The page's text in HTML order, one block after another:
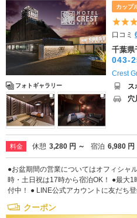
フォトギャラリー
カップ
口コミ
千葉県
043-
Crest
ス
穴
料金 休憩 3,280 円 ～ 宿泊 6,980 円
●お盆期間の営業についてはオフィシャ
時・土日祝は17時から宿泊OK！ ●最大
付中！ ● LINE公式アカウントに友だち
クーポン